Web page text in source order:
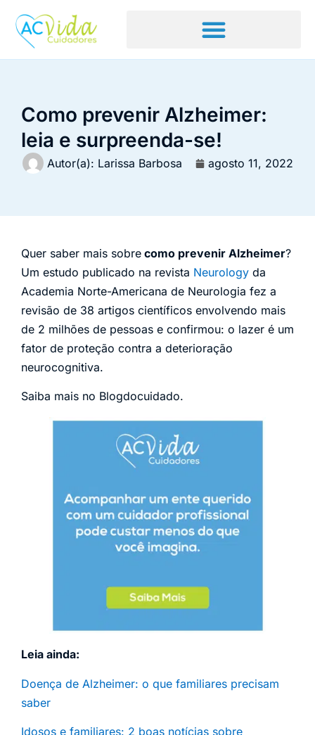
Como prevenir Alzheimer:
leia e surpreenda-se!
Autor(a): Larissa Barbosa agosto 11, 2022
Quer saber mais sobre como prevenir Alzheimer?
Um estudo publicado na revista Neurology da
Academia Norte-Americana de Neurologia fez a
revisão de 38 artigos científicos envolvendo mais
de 2 milhões de pessoas e confirmou: o lazer é um
fator de proteção contra a deterioração
neurocognitiva.
Saiba mais no Blogdocuidado.
Leia ainda:
Doença de Alzheimer: o que familiares precisam
saber
Idosos e familiares: 2 boas notícias sobre